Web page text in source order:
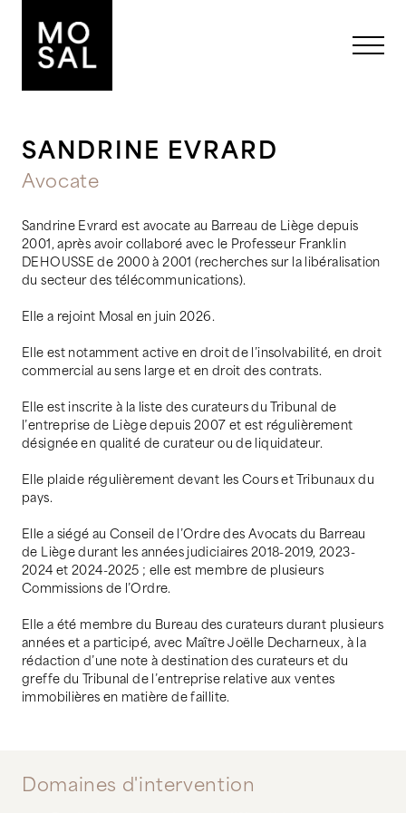
SANDRINE EVRARD
Avocate
Sandrine Evrard est avocate au Barreau de Liège depuis
2001, après avoir collaboré avec le Professeur Franklin
DEHOUSSE de 2000 à 2001 (recherches sur la libéralisation
du secteur des télécommunications).
Elle a rejoint Mosal en juin 2026.
Elle est notamment active en droit de l’insolvabilité, en droit
commercial au sens large et en droit des contrats.
Elle est inscrite à la liste des curateurs du Tribunal de
l’entreprise de Liège depuis 2007 et est régulièrement
désignée en qualité de curateur ou de liquidateur.
Elle plaide régulièrement devant les Cours et Tribunaux du
pays.
Elle a siégé au Conseil de l’Ordre des Avocats du Barreau
de Liège durant les années judiciaires 2018-2019, 2023-
2024 et 2024-2025 ; elle est membre de plusieurs
Commissions de l’Ordre.
Elle a été membre du Bureau des curateurs durant plusieurs
années et a participé, avec Maître Joëlle Decharneux, à la
rédaction d’une note à destination des curateurs et du
greffe du Tribunal de l’entreprise relative aux ventes
immobilières en matière de faillite.
Domaines d'intervention